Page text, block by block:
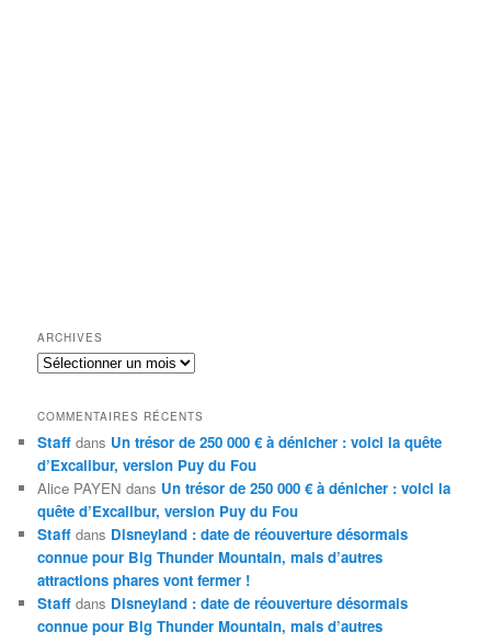
ARCHIVES
Archives
COMMENTAIRES RÉCENTS
Staff dans Un trésor de 250 000 € à dénicher : voici la quête
d’Excalibur, version Puy du Fou
Alice PAYEN dans Un trésor de 250 000 € à dénicher : voici la
quête d’Excalibur, version Puy du Fou
Staff dans Disneyland : date de réouverture désormais
connue pour Big Thunder Mountain, mais d’autres
attractions phares vont fermer !
Staff dans Disneyland : date de réouverture désormais
connue pour Big Thunder Mountain, mais d’autres